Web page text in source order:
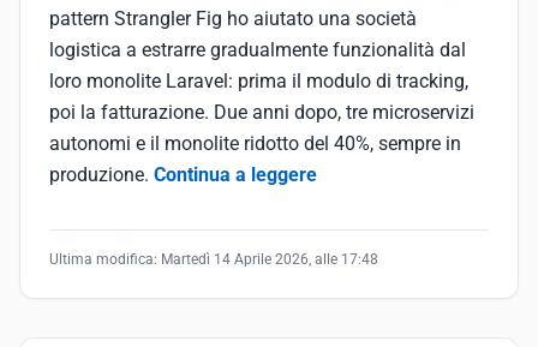
pattern Strangler Fig ho aiutato una società
logistica a estrarre gradualmente funzionalità dal
loro monolite Laravel: prima il modulo di tracking,
poi la fatturazione. Due anni dopo, tre microservizi
autonomi e il monolite ridotto del 40%, sempre in
produzione. Continua a leggere
Ultima modifica: Martedì 14 Aprile 2026, alle 17:48